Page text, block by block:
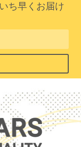
ち早くお届け